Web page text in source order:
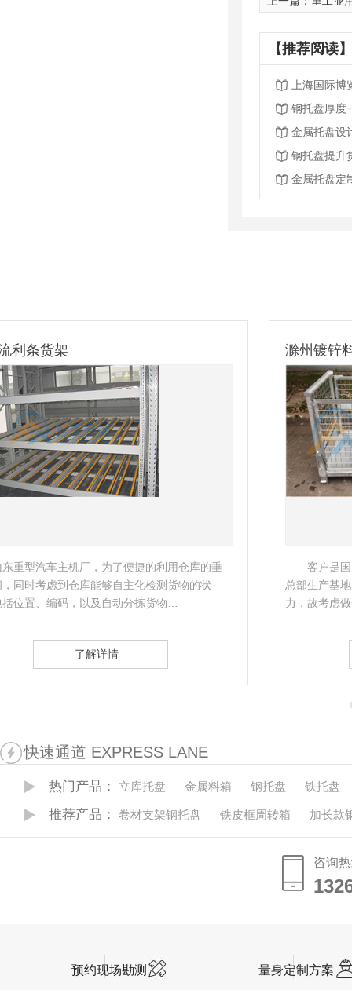
【推荐阅读
上海国际
钢托盘厚度
金属托盘设
钢托盘提升
金属托盘定
滁州镀锌料箱定制
客户是国内的著名的制冷设备制造商，滁州作为
总部生产基地，需要缓解生产需要及货物存放的压
力，故考虑做一批镀锌料箱。…
镀
物
司
快速通道 EXPRESS LANE
热门产品： 立库托盘 金属料箱 钢托盘 铁托盘
推荐产品： 卷材支架钢托盘 铁皮框周转箱 加长款
咨询
预约现场勘测 量身定制方案